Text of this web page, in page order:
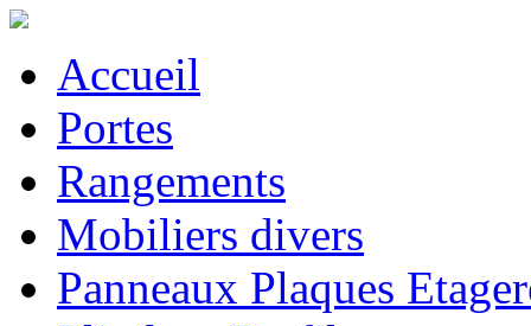
Accueil
Portes
Rangements
Mobiliers divers
Panneaux Plaques